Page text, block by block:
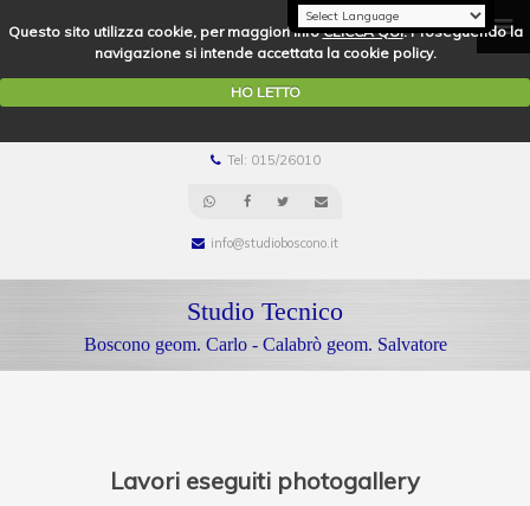
Questo sito utilizza cookie, per maggiori infoCLICCA QUI. Proseguendo la
navigazione si intende accettata la cookie policy.
HO LETTO
Tel: 015/26010
info@studioboscono.it
Studio Tecnico
Boscono geom. Carlo - Calabrò geom. Salvatore
Lavori eseguiti photogallery